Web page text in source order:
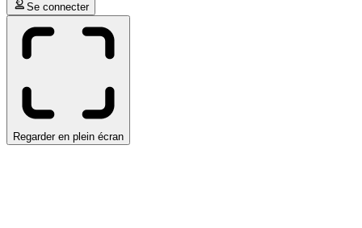
Se connecter
Regarder en plein écran